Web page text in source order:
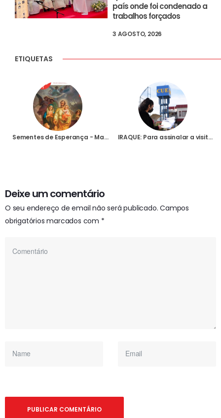
país onde foi condenado a
trabalhos forçados
3 AGOSTO, 2026
ETIQUETAS
Sementes de Esperança - Março 2021 IRAQUE: Para assinalar a visita do Papa, Fundação AIS lança ambicioso programa de apoio aos jovens cristãos
Deixe um comentário
O seu endereço de email não será publicado. Campos
obrigatórios marcados com *